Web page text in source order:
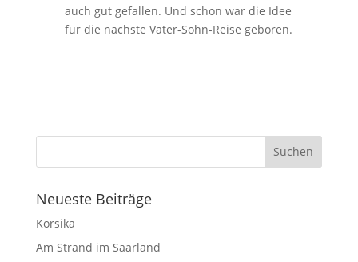
auch gut gefallen. Und schon war die Idee
für die nächste Vater-Sohn-Reise geboren.
Neueste Beiträge
Korsika
Am Strand im Saarland